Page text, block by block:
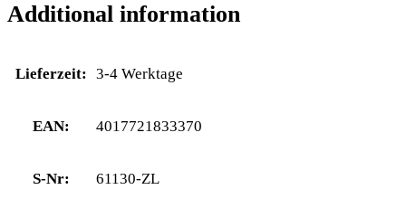
Additional information
Lieferzeit: 3-4 Werktage
EAN: 4017721833370
S-Nr: 61130-ZL